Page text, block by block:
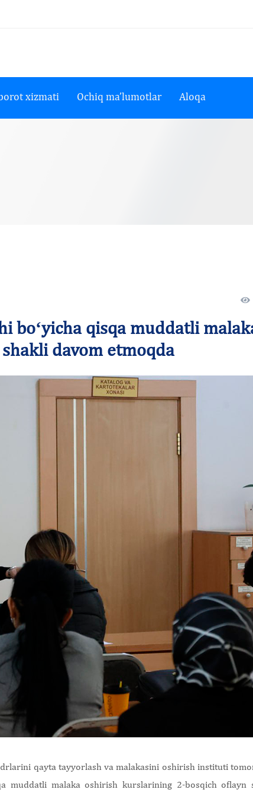
xizmati Ochiq ma’lumotlar Aloqa
boʻyicha qisqa muddatli
davom etmoqda
qayta tayyorlash va malakasini oshirish instituti
muddatli malaka oshirish kurslarining 2-bosqich oflayn